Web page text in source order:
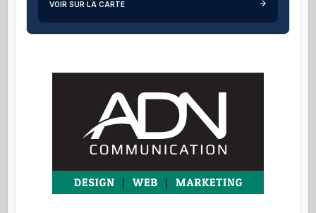
VOIR SUR LA CARTE